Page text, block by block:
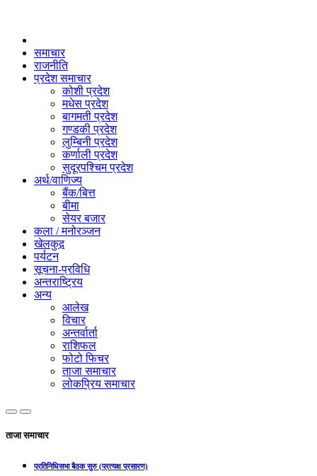
समाचार
राजनीति
प्रदेश समाचार
कोशी प्रदेश
मधेस प्रदेश
बागमती प्रदेश
गण्डकी प्रदेश
लुम्बिनी प्रदेश
कर्णाली प्रदेश
सुदूरपश्चिम प्रदेश
अर्थ/वाणिज्य
बैंक/बित्त
बीमा
सेयर बजार
कला / मनोरञ्जन
खेलकुद़़
पर्यटन
सूचना-प्रविधि
अन्तराष्ट्रिय
अन्य
आलेख
विचार
अन्तर्वार्ता
राशिफल
फोटो फिचर
ताजा समाचार
लोकप्रिय समाचार
ताजा समाचार
प्रतिनिधिसभा बैठक सुरु (प्रत्यक्ष प्रसारण)